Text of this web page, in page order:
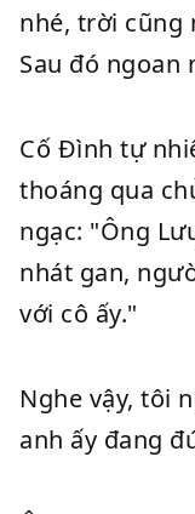
nhé, trời cũng
Sau đó ngoan
Cố Đình tự
thoáng qua
ngạc: "Ông
nhát gan,
với cô ấy."
Nghe vậy, tôi
anh ấy đang